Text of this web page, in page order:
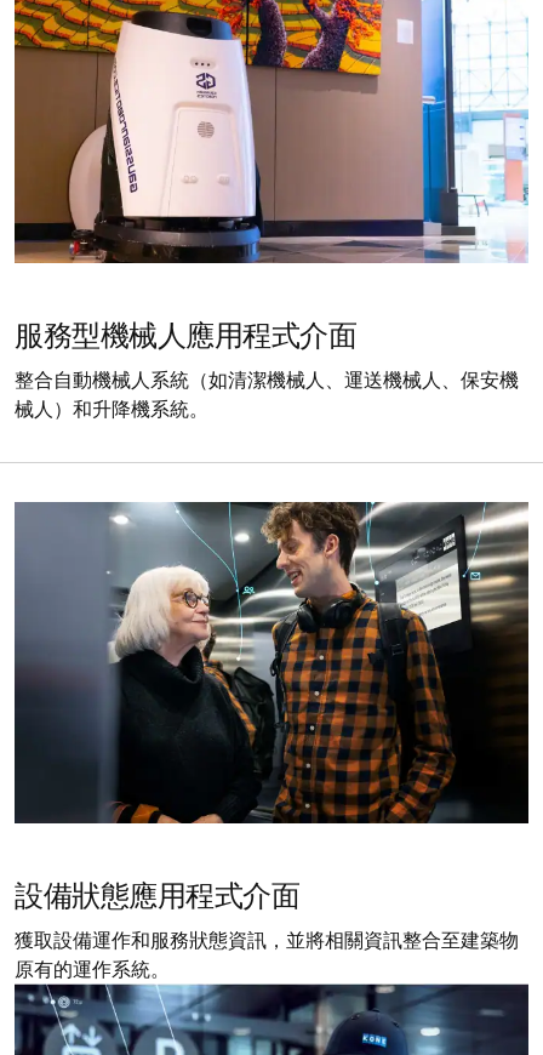
服務型機械人應用程式介面
整合自動機械人系統（如清潔機械人、運送機械人、保安機
械人）和升降機系統。
設備狀態應用程式介面
獲取設備運作和服務狀態資訊，並將相關資訊整合至建築物
原有的運作系統。